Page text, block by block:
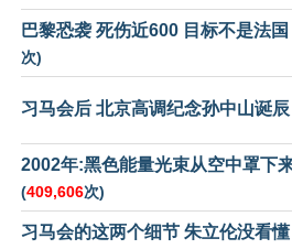
巴黎恐袭 死伤近600 目标不是法国
次)
习马会后 北京高调纪念孙中山诞辰
2002年:黑色能量光束从空中罩下
(409,606次)
习马会的这两个细节 朱立伦没看懂